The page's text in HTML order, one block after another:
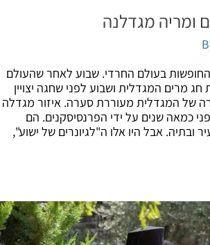
מגדלנה
בעולם החרדי. שבוע לאחר שהעולם
המגדלית ושבוע לפני שחגה יצויין
של המגדלית מעוררת סערה. איזור מגדלה
שנים על ידי הפרנסיסקנים. הם
אבל היו אלו ה"לגיונרים של ישוע",